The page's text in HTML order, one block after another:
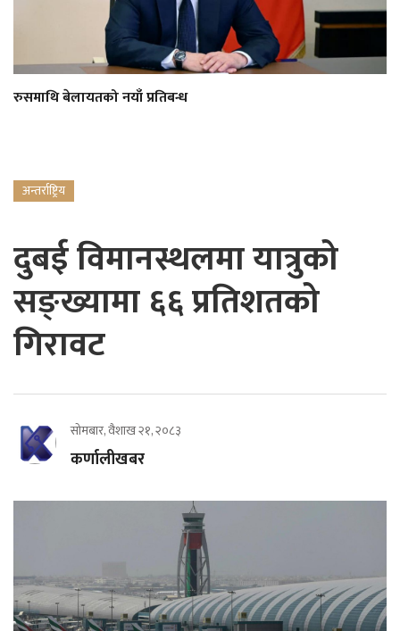
रुसमाथि बेलायतको नयाँ प्रतिबन्ध
अन्तर्राष्ट्रिय
दुबई विमानस्थलमा यात्रुको
सङ्ख्यामा ६६ प्रतिशतको
गिरावट
सोमबार, वैशाख २१, २०८३
कर्णालीखबर